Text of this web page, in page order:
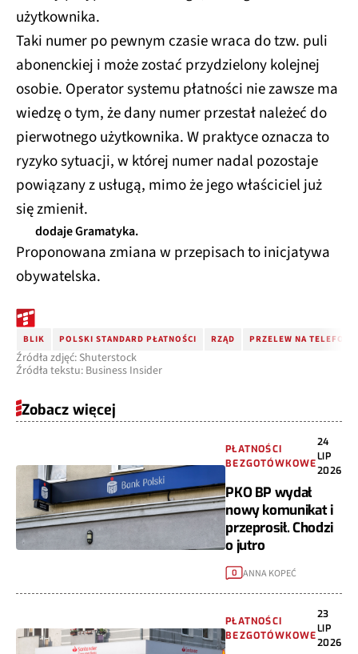
użytkownika.
Taki numer po pewnym czasie wraca do tzw. puli
abonenckiej i może zostać przydzielony kolejnej
osobie. Operator systemu płatności nie zawsze ma
wiedzę o tym, że dany numer przestał należeć do
pierwotnego użytkownika. W praktyce oznacza to
ryzyko sytuacji, w której numer nadal pozostaje
powiązany z usługą, mimo że jego właściciel już
się zmienił.
dodaje Gramatyka.
Proponowana zmiana w przepisach to inicjatywa
obywatelska.
BLIK POLSKI STANDARD PŁATNOŚCI RZĄD PRZELEW NA TELEFON
Źródła zdjęć: Shuterstock
Źródła tekstu: Business Insider
Zobacz więcej
PŁATNOŚCI
BEZGOTÓWKOWE
24
LIP
2026
PKO BP wydał
nowy komunikat i
przeprosił. Chodzi
o jutro
0 ANNA KOPEĆ
PŁATNOŚCI
BEZGOTÓWKOWE
23
LIP
2026